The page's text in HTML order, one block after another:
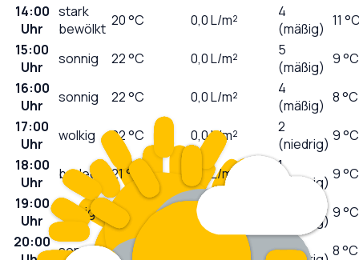
14:00
Uhr
stark
bewölkt 20°C 0,0L/m²
4
(mäßig) 11
15:00
Uhr
sonnig 22°C 0,0L/m²
5
(mäßig) 9 °C
16:00
Uhr
sonnig 22°C 0,0L/m²
4
(mäßig) 8 °C
17:00
Uhr
wolkig 22°C 0,0L/m²
2
(niedrig) 9 °C
18:00
Uhr
bedeckt 21°C 0,0 L/m²
1
(niedrig) 9 °C
19:00
Uhr
wolkig 21°C 0,0
(niedrig) 9 °C
20:00 sonnig 20 °C
0
8 °C